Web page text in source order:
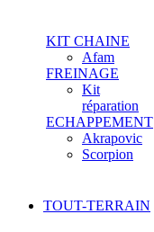
KIT CHAINE
Afam
FREINAGE
Kit
réparation
ECHAPPEMENT
Akrapovic
Scorpion
TOUT-TERRAIN